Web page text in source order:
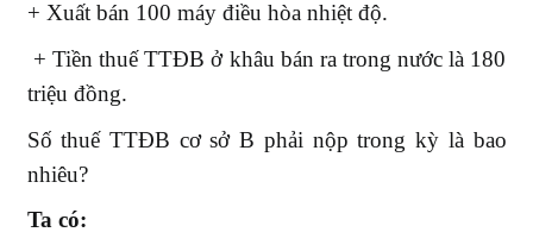
+ Xuất bán 100 máy điều hòa nhiệt độ.
+ Tiền thuế TTĐB ở khâu bán ra trong nước là 180
triệu đồng.
Số thuế TTĐB cơ sở B phải nộp trong kỳ là bao
nhiêu?
Ta có: